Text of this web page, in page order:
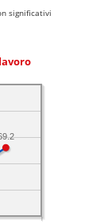
significativi